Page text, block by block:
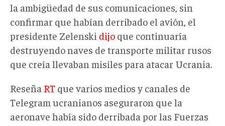
la ambigüedad de sus comunicaciones, sin
confirmar que habían derribado el avión, el
presidente Zelenski dijo que continuaría
destruyendo naves de transporte militar rusos
que creía llevaban misiles para atacar Ucrania.
Reseña RT que varios medios y canales de
Telegram ucranianos aseguraron que la
aeronave había sido derribada por las Fuerzas